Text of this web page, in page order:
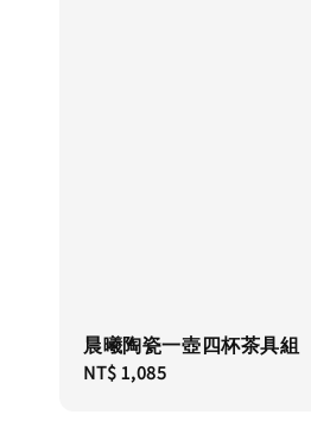
晨曦陶瓷一壺四杯茶具組
Regular
NT$ 1,085